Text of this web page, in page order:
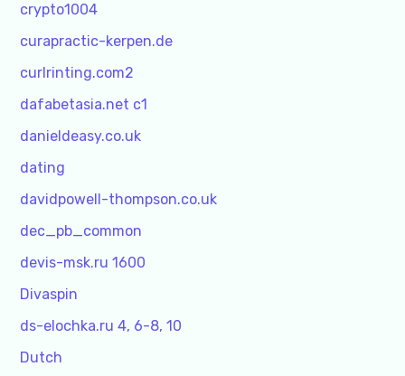
crypto1004
curapractic-kerpen.de
curlrinting.com2
dafabetasia.net c1
danieldeasy.co.uk
dating
davidpowell-thompson.co.uk
dec_pb_common
devis-msk.ru 1600
Divaspin
ds-elochka.ru 4, 6-8, 10
Dutch